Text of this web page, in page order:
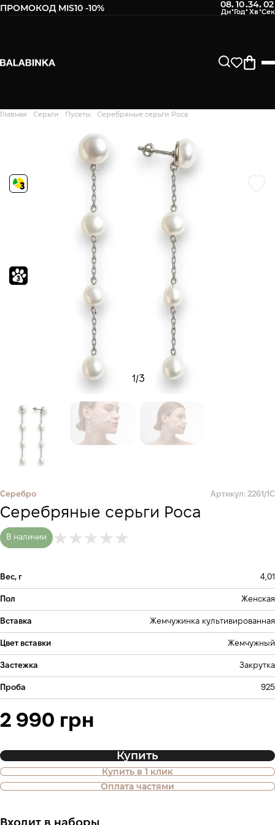
ПРОМОКОД MIS10 -10% 08:10:34: 01
Главная Серьги Пусеты Серебряные серьги Роса
1/3
Серебро Артикул: 2261/1С
Серебряные серьги Роса
В наличии
Вес, г 4,01
Пол Женская
Вставка Жемчужинка культивированная
Цвет вставки Жемчужный
Застежка Закрутка
Проба 925
2 990 грн
Купить
Купить в 1 клик
Оплата частями
Также доступна покупка товара в
оплату частями
Дякуємо. Ваш відгук
відправлено на модерацію
отправлено СМС о его наличии в нашем магазине.